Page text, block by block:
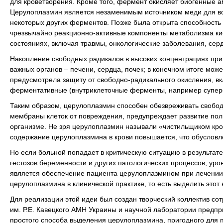
Церулоплазмин является незаменимым источником меди для
некоторых других ферментов. Позже была открыта
чрезвычайно реакционно-активные компоненты метаболизма
состояниях, включая травмы, онкологические заболевания,
Накопление свободных радикалов в высоких концентрациях
важных органов – печени, сердца, почек; в конечном итоге
предусмотрела защиту от свободно-радикального
ферментативные (внутриклеточные ферменты, например
Таким образом, церулоплазмин способен обезвреживать
мембраны клеток от повреждения, предупреждает развитие
организме. Не зря церулоплазмин называли «чистильщиком
содержание церулоплазмина в крови повышается, что
Но если больной попадает в критическую ситуацию в
гестозов беременности и других патологических процессов,
является обеспечение пациента церулоплазмином при
церулоплазмина в клинической практике, то есть выделить
Для реализации этой идеи был создан творческий коллектив
им. Р.Е. Кавецкого АМН Украины и научной лаборатории
простого способа выделения церулоплазмина, пригодного